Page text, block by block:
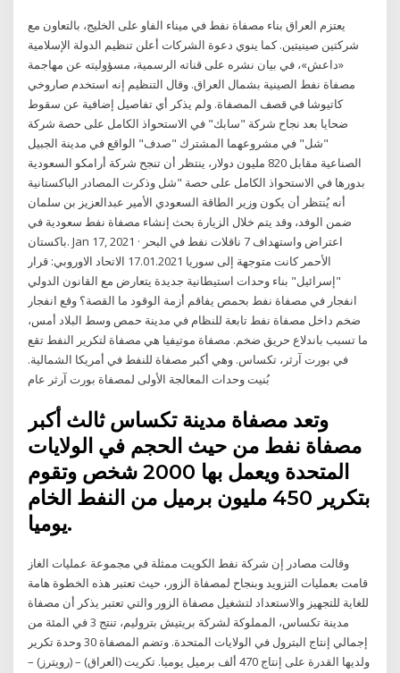
يعتزم العراق بناء مصفاة نفط في ميناء الفاو على الخليج، بالتعاون مع
شركتين صينيتين. كما ينوي دعوة الشركات أعلن تنظيم الدولة الإسلامية
«داعش»، في بيان نشره على قناته الرسمية، مسؤوليته عن مهاجمة
مصفاة نفط الصينية بشمال العراق. وقال التنظيم إنه استخدم صاروخي
كاتيوشا في قصف المصفاة. ولم يذكر أي تفاصيل إضافية عن سقوط
ضحايا بعد نجاح شركة "سابك" في الاستحواذ الكامل على حصة شركة
"شل" في مشروعهما المشترك "صدف" الواقع في مدينة الجبيل
الصناعية مقابل 820 مليون دولار، ينتظر أن تنجح شركة أرامكو السعودية
بدورها في الاستحواذ الكامل على حصة "شل وذكرت المصادر الباكستانية
أنه يُنتظر أن يكون وزير الطاقة السعودي الأمير عبدالعزيز بن سلمان
ضمن الوفد، وقد يتم خلال الزيارة بحث إنشاء مصفاة نفط سعودية في
باكستان. Jan 17, 2021 · اعتراض واستهداف 7 ناقلات نفط في البحر
الأحمر كانت متوجهة إلى سوريا 17.01.2021 الاتحاد الاوروبي: قرار
"إسرائيل" بناء وحدات استيطانية جديدة يتعارض مع القانون الدولي
انفجار في مصفاة نفط بحمص يفاقم أزمة الوقود ما القصة؟ وقع انفجار
ضخم داخل مصفاة نفط تابعة للنظام في مدينة حمص وسط البلاد أمس،
ما تسبب باندلاع حريق ضخم. مصفاة موتيفيا هي مصفاة لتكرير النفط تقع
في بورت آرثر، تكساس. وهي أكبر مصفاة للنفط في أمريكا الشمالية.
وتعد مصفاة مدينة تكساس ثالث أكبر
مصفاة نفط من حيث الحجم في الولايات
المتحدة ويعمل بها 2000 شخص وتقوم
بتكرير 450 مليون برميل من النفط الخام
يوميا.
وقالت مصادر إن شركة نفط الكويت ممثلة في مجموعة عمليات الغاز
قامت بعمليات التزويد وبنجاح لمصفاة الزور، حيث تعتبر هذه الخطوة هامة
للغاية للتجهيز والاستعداد لتشغيل مصفاة الزور والتي تعتبر يذكر أن مصفاة
مدينة تكساس، المملوكة لشركة بريتيش بتروليم، تنتج 3 في المئة من
إجمالي إنتاج البترول في الولايات المتحدة. وتضم المصفاة 30 وحدة تكرير
ولديها القدرة على إنتاج 470 ألف برميل يوميا. تكريت (العراق) – (رويترز) –